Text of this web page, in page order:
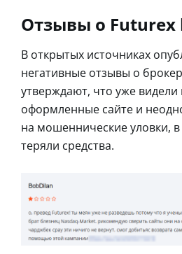
Отзывы о Futurex
В открытых источниках
негативные отзывы о
утверждают, что уже видели
оформленные сайте и
на мошеннические уловки, в
теряли средства.